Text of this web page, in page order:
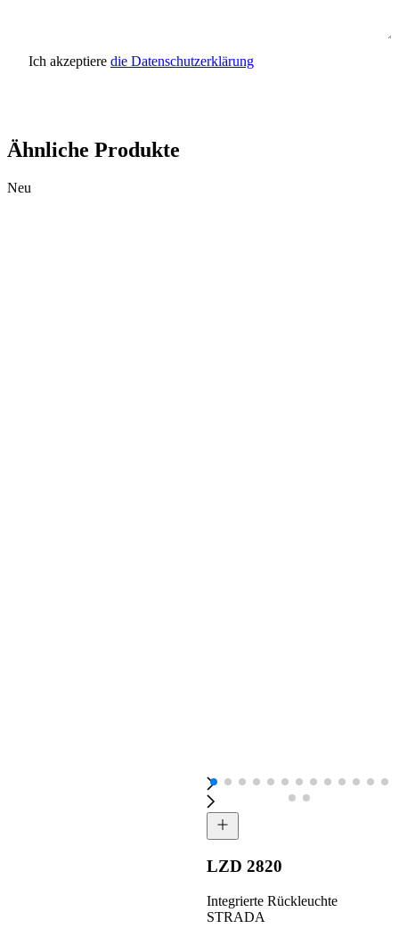
Ich akzeptiere die Datenschutzerklärung
Ähnliche Produkte
Neu
LZD 2820
Integrierte Rückleuchte
STRADA